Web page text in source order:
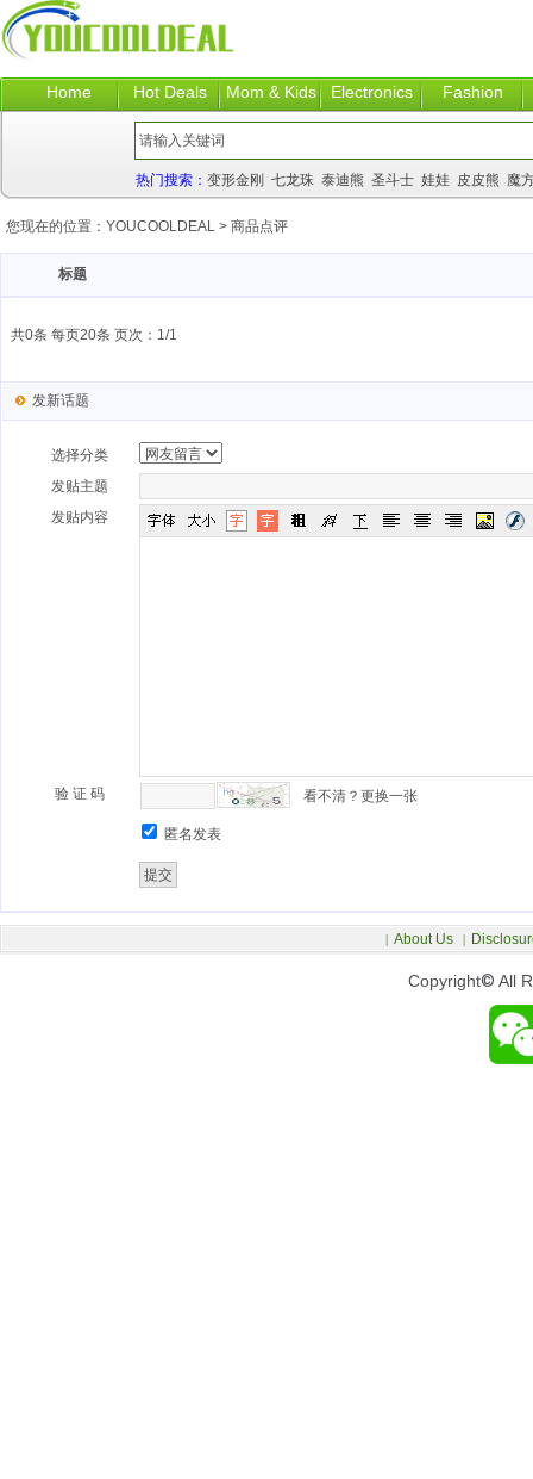
Home Hot Deals Mom & Kids Electronics Fashion
热门搜索： 变形金刚 七龙珠 泰迪熊 圣斗士 娃娃 皮皮熊 魔
您现在的位置： YOUCOOLDEAL > 商品点评
标题
共0条 每页20条 页次：1/1
发新话题
选择分类
发贴主题
发贴内容
验 证 码 看不清？更换一张
匿名发表
Copyright© All
| About Us |